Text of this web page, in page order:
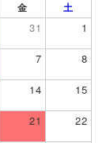
金 土
31 1
7 8
14 15
21 22